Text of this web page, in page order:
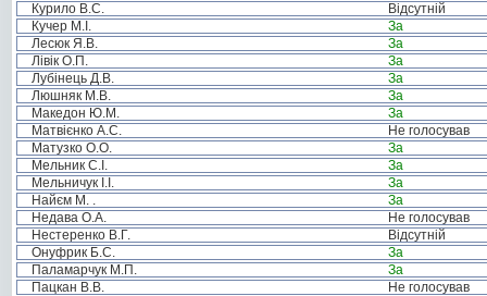
Курило В.С.
Відсутній
Кучер М.І.
За
Лесюк Я.В.
За
Лівік О.П.
За
Лубінець Д.В.
За
Люшняк М.В.
За
Македон Ю.М.
За
Матвієнко А.С.
Не голосував
Матузко О.О.
За
Мельник С.І.
За
Мельничук І.І.
За
Найєм М. .
За
Недава О.А.
Не голосував
Нестеренко В.Г.
Відсутній
Онуфрик Б.С.
За
Паламарчук М.П.
За
Пацкан В.В.
Не голосував